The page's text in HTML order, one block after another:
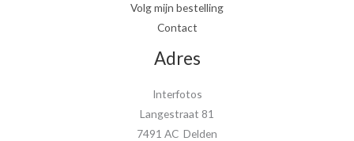
Volg mijn bestelling
Contact
Adres
Interfotos
Langestraat 81
7491 AC Delden